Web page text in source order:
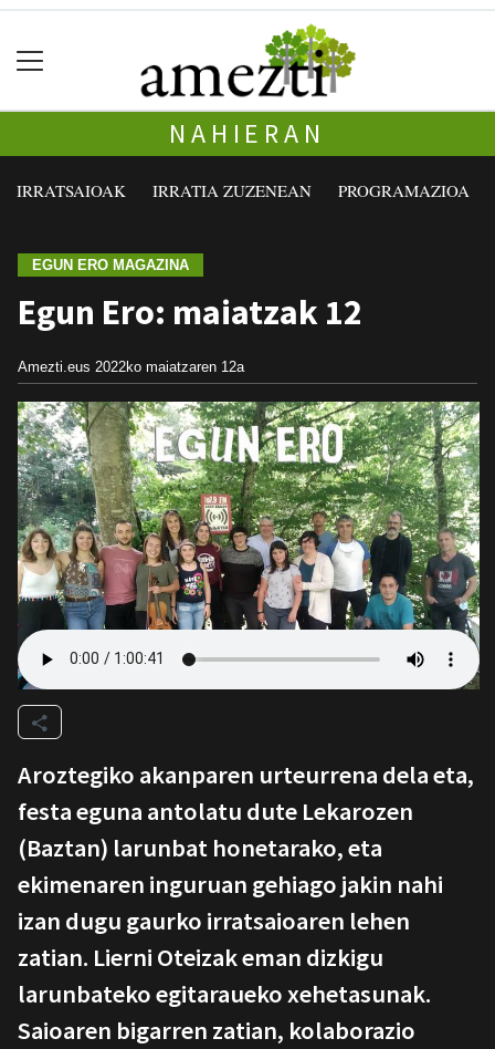
NAHIERAN
IRRATSAIOAK IRRATIA ZUZENEAN PROGRAMAZIOA
EGUN ERO MAGAZINA
Egun Ero: maiatzak 12
Amezti.eus 2022ko maiatzaren 12a
Aroztegiko akanparen urteurrena dela eta,
festa eguna antolatu dute Lekarozen
(Baztan) larunbat honetarako, eta
ekimenaren inguruan gehiago jakin nahi
izan dugu gaurko irratsaioaren lehen
zatian. Lierni Oteizak eman dizkigu
larunbateko egitaraueko xehetasunak.
Saioaren bigarren zatian, kolaborazio